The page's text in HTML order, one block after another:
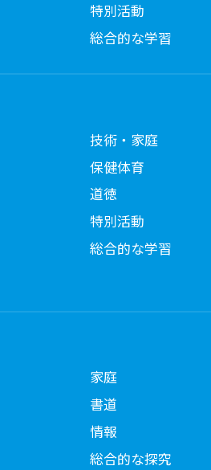
特別活動
総合的な学習
技術・家庭
保健体育
道徳
特別活動
総合的な学習
家庭
書道
情報
総合的な探究